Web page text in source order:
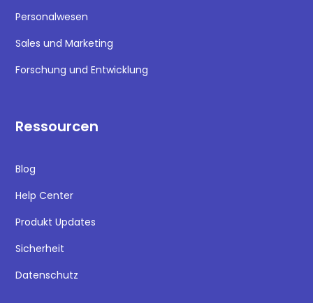
Personalwesen
Sales und Marketing
Forschung und Entwicklung
Ressourcen
Blog
Help Center
Produkt Updates
Sicherheit
Datenschutz